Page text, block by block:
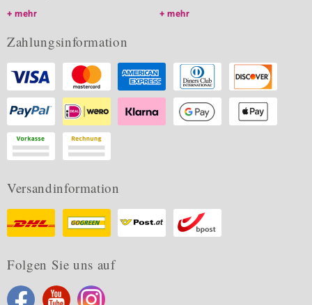
mehr
mehr
Zahlungsinformation
Versandinformation
Folgen Sie uns auf